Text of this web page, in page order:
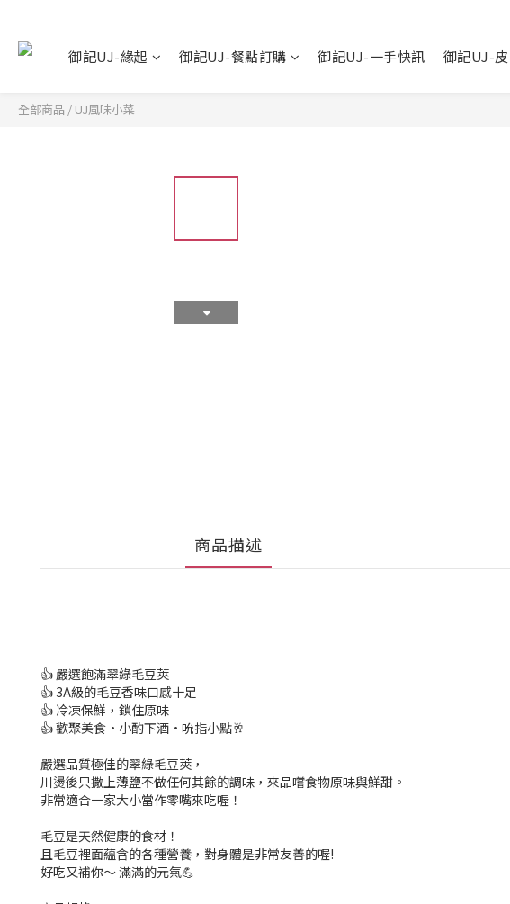
御記UJ-緣起 御記UJ-餐點訂購 御記UJ-一手快訊 御記UJ-
全部商品 / UJ風味小菜
商品描述
👍 嚴選飽滿翠綠毛豆莢
👍 3A級的毛豆香味口感十足
👍 冷凍保鮮，鎖住原味
👍 歡聚美食•小酌下酒•吮指小點🥂
嚴選品質極佳的翠綠毛豆莢，
川燙後只撒上薄鹽不做任何其餘的調味，來品嚐食物原味與鮮甜。
非常適合一家大小當作零嘴來吃喔！
毛豆是天然健康的食材！
且毛豆裡面蘊含的各種營養，對身體是非常友善的喔!
好吃又補你～ 滿滿的元氣💪